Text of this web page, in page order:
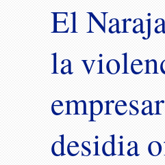
El
la
desidia